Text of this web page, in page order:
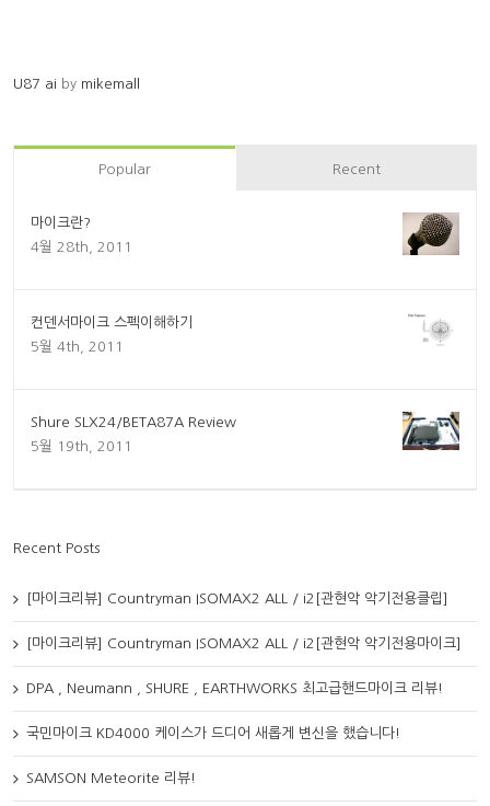
U87 ai by mikemall
Popular Recent
마이크란?
4월 28th, 2011
컨덴서마이크 스펙이해하기
5월 4th, 2011
Shure SLX24/BETA87A Review
5월 19th, 2011
Recent Posts
[마이크리뷰] Countryman ISOMAX2 ALL / i2[관현악 악기전용클립]
[마이크리뷰] Countryman ISOMAX2 ALL / i2[관현악 악기전용마이크]
DPA , Neumann , SHURE , EARTHWORKS 최고급핸드마이크 리뷰!
국민마이크 KD4000 케이스가 드디어 새롭게 변신을 했습니다!
SAMSON Meteorite 리뷰!